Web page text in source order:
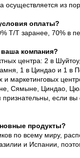
осуществляется из
оплаты?
T/T заранее, 70% в
ваша компания?
центра: 2 в
1 в Циндао и 1 в
и маркетинговых
Сямыне, Циндао,
если вы
продукты?
по всему миру,
и Испании,